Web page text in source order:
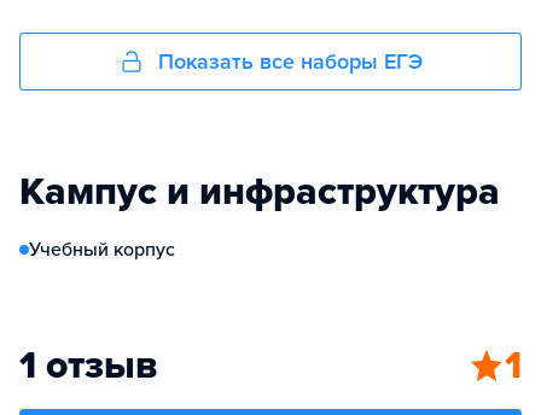
Показать все наборы ЕГЭ
Кампус и инфраструктура
Учебный корпус
1 отзыв 1